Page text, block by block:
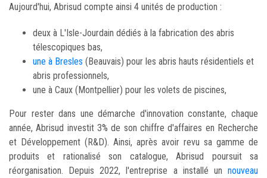
Aujourd'hui, Abrisud compte ainsi 4 unités de production :
deux à L'Isle-Jourdain dédiés à la fabrication des abris
télescopiques bas,
une à Bresles (Beauvais) pour les abris hauts résidentiels et
abris professionnels,
une à Caux (Montpellier) pour les volets de piscines,
Pour rester dans une démarche d'innovation constante, chaque
année, Abrisud investit 3% de son chiffre d'affaires en Recherche
et Développement (R&D). Ainsi, après avoir revu sa gamme de
produits et rationalisé son catalogue, Abrisud poursuit sa
réorganisation. Depuis 2022, l'entreprise a installé un nouveau